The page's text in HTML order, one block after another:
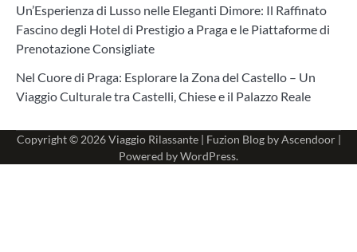
Un’Esperienza di Lusso nelle Eleganti Dimore: Il Raffinato
Fascino degli Hotel di Prestigio a Praga e le Piattaforme di
Prenotazione Consigliate
Nel Cuore di Praga: Esplorare la Zona del Castello – Un
Viaggio Culturale tra Castelli, Chiese e il Palazzo Reale
Copyright © 2026Viaggio Rilassante| Fuzion Blog byAscendoor|
Powered byWordPress.